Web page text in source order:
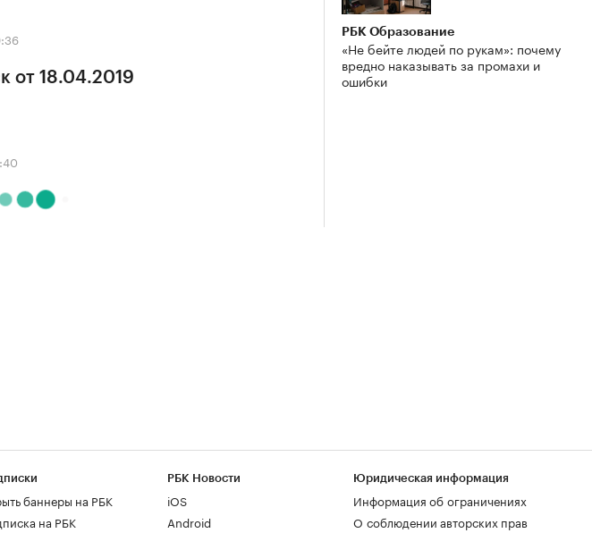
от 18.04.2019
РБК Образование
«Не бейте людей по рукам»: почему
вредно наказывать за промахи и
ошибки
баннеры на РБК
на РБК
РБК Новости
iOS
Android
Юридическая информация
Информация об ограничениях
О соблюдении авторских прав